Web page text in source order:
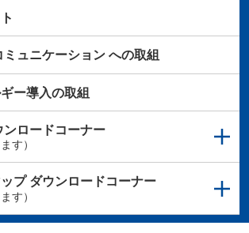
ュニケーションへの取組
ー導入の取組
ロードコーナー
す）
プダウンロードコーナー
す）